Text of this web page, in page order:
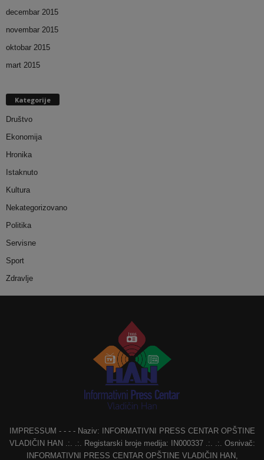
decembar 2015
novembar 2015
oktobar 2015
mart 2015
Kategorije
Društvo
Ekonomija
Hronika
Istaknuto
Kultura
Nekategorizovano
Politika
Servisne
Sport
Zdravlje
IMPRESSUM - - - - Naziv: INFORMATIVNI PRESS CENTAR OPŠTINE
VLADIČIN HAN .:. .:. Registarski broje medija: IN000337 .:. .:. Osnivač:
INFORMATIVNI PRESS CENTAR OPŠTINE VLADIČIN HAN,